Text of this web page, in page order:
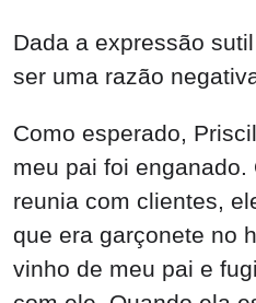
Dada a expressão
ser uma razão
Como esperado,
meu pai foi enganado.
reunia com clientes,
que era garçonete no
vinho de meu pai e